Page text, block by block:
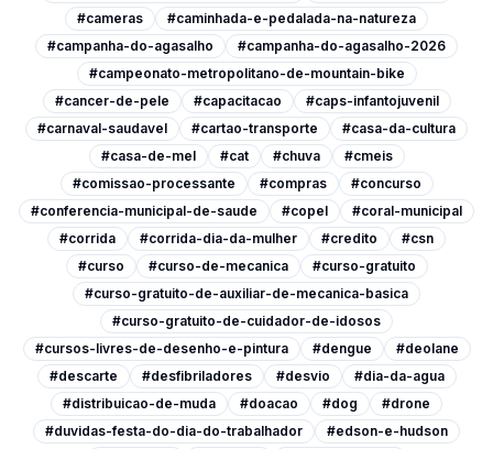
#cameras
#caminhada-e-pedalada-na-natureza
#campanha-do-agasalho
#campanha-do-agasalho-2026
#campeonato-metropolitano-de-mountain-bike
#cancer-de-pele
#capacitacao
#caps-infantojuvenil
#carnaval-saudavel
#cartao-transporte
#casa-da-cultura
#casa-de-mel
#cat #chuva
#cmeis
#comissao-processante
#compras
#concurso
#conferencia-municipal-de-saude
#copel
#coral-municipal
#corrida
#corrida-dia-da-mulher #credito
#csn
#curso
#curso-de-mecanica
#curso-gratuito
#curso-gratuito-de-auxiliar-de-mecanica-basica
#curso-gratuito-de-cuidador-de-idosos
#cursos-livres-de-desenho-e-pintura
#dengue
#deolane
#descarte
#desfibriladores #desvio
#dia-da-agua
#distribuicao-de-muda
#doacao #dog
#drone
#duvidas-festa-do-dia-do-trabalhador
#edson-e-hudson